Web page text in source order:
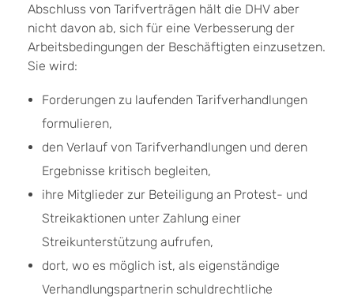
Abschluss von Tarifverträgen hält die DHV aber
nicht davon ab, sich für eine Verbesserung der
Arbeitsbedingungen der Beschäftigten einzusetzen.
Sie wird:
Forderungen zu laufenden Tarifverhandlungen
formulieren,
den Verlauf von Tarifverhandlungen und deren
Ergebnisse kritisch begleiten,
ihre Mitglieder zur Beteiligung an Protest- und
Streikaktionen unter Zahlung einer
Streikunterstützung aufrufen,
dort, wo es möglich ist, als eigenständige
Verhandlungspartnerin schuldrechtliche